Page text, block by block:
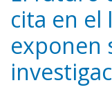
cita en el
exponen